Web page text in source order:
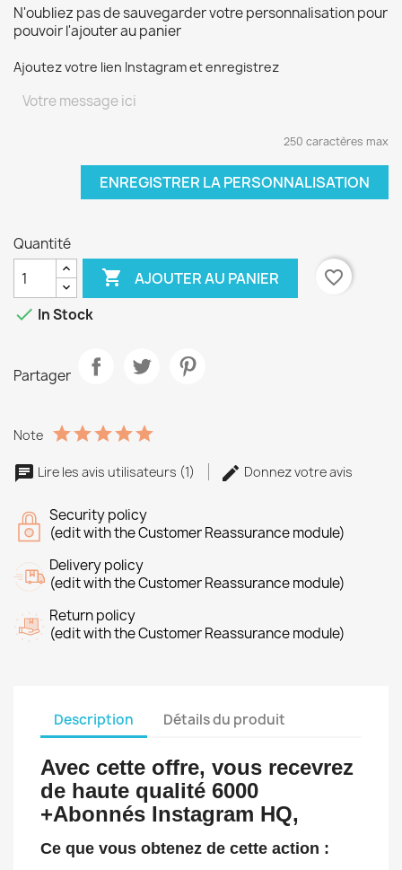
N'oubliez pas de sauvegarder votre personnalisation pour
pouvoir l'ajouter au panier
Ajoutez votre lien Instagram et enregistrez
250 caractères max
ENREGISTRER LA PERSONNALISATION
Quantité
 AJOUTER AU PANIER
favorite_border
 In Stock
Partager
Note
Lire les avis utilisateurs (1) Donnez votre avis
Security policy
(edit with the Customer Reassurance module)
Delivery policy
(edit with the Customer Reassurance module)
Return policy
(edit with the Customer Reassurance module)
Description Détails du produit
Avec cette offre, vous recevrez
de haute qualité 6000
+Abonnés Instagram HQ,
Ce que vous obtenez de cette action :